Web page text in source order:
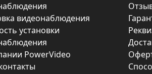
видеонаблюдения
установки
PowerVideo